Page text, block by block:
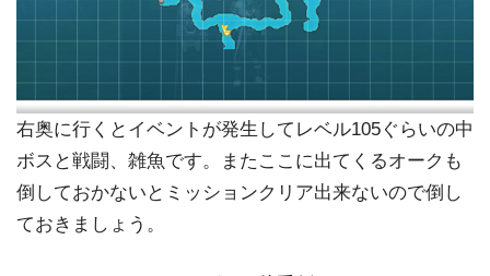
右奥に行くとイベントが発生してレベル105ぐらいの中
ボスと戦闘、雑魚です。またここに出てくるオークも
倒しておかないとミッションクリア出来ないので倒し
ておきましょう。